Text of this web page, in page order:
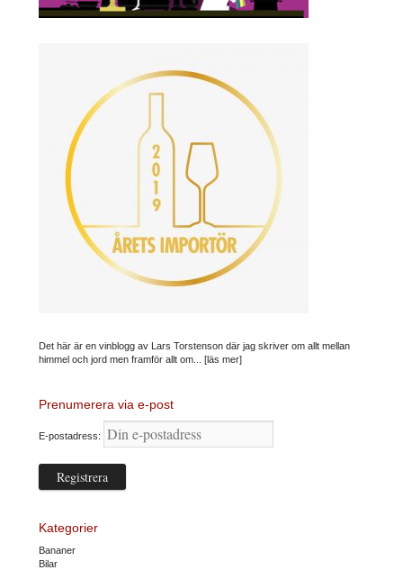
Det här är en vinblogg av Lars Torstenson där jag skriver om allt mellan
himmel och jord men framför allt om... [läs mer]
Prenumerera via e-post
E-postadress:
Kategorier
Bananer
Bilar